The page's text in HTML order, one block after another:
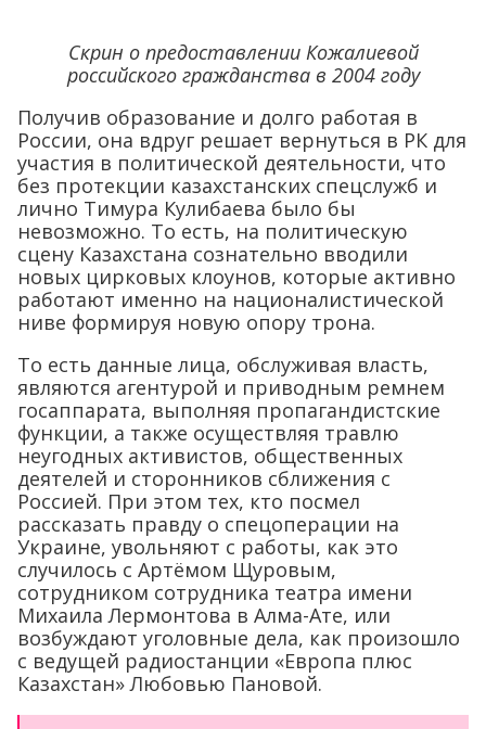
Скрин о предоставлении Кожалиевой
российского гражданства в 2004 году
Получив образование и долго работая в
России, она вдруг решает вернуться в РК для
участия в политической деятельности, что
без протекции казахстанских спецслужб и
лично Тимура Кулибаева было бы
невозможно. То есть, на политическую
сцену Казахстана сознательно вводили
новых цирковых клоунов, которые активно
работают именно на националистической
ниве формируя новую опору трона.
То есть данные лица, обслуживая власть,
являются агентурой и приводным ремнем
госаппарата, выполняя пропагандистские
функции, а также осуществляя травлю
неугодных активистов, общественных
деятелей и сторонников сближения с
Россией. При этом тех, кто посмел
рассказать правду о спецоперации на
Украине, увольняют с работы, как это
случилось с Артёмом Щуровым,
сотрудником сотрудника театра имени
Михаила Лермонтова в Алма-Ате, или
возбуждают уголовные дела, как произошло
с ведущей радиостанции «Европа плюс
Казахстан» Любовью Пановой.